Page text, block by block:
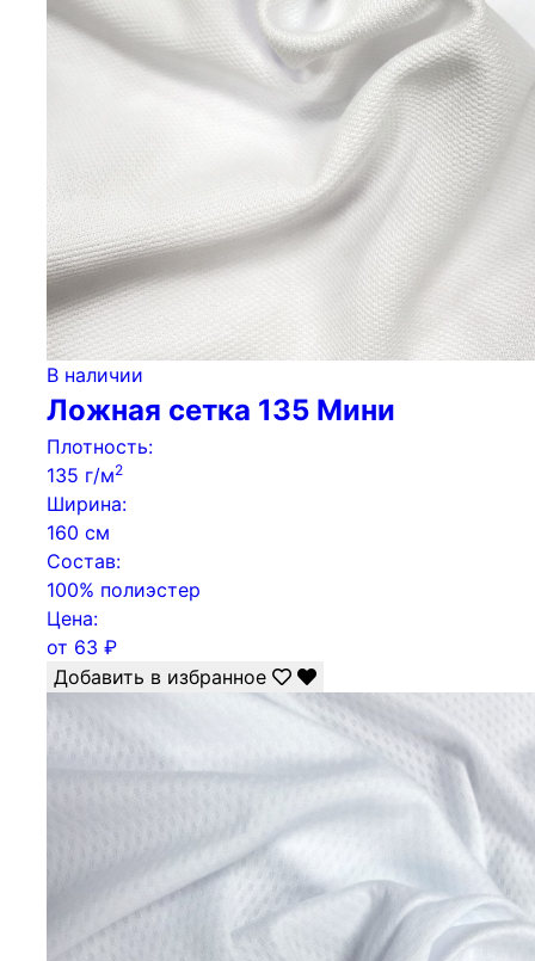
В наличии
Ложная сетка 135 Мини
Плотность:
135 г/м2
Ширина:
160 см
Состав:
100% полиэстер
Цена:
от 63 ₽
Добавить в избранное